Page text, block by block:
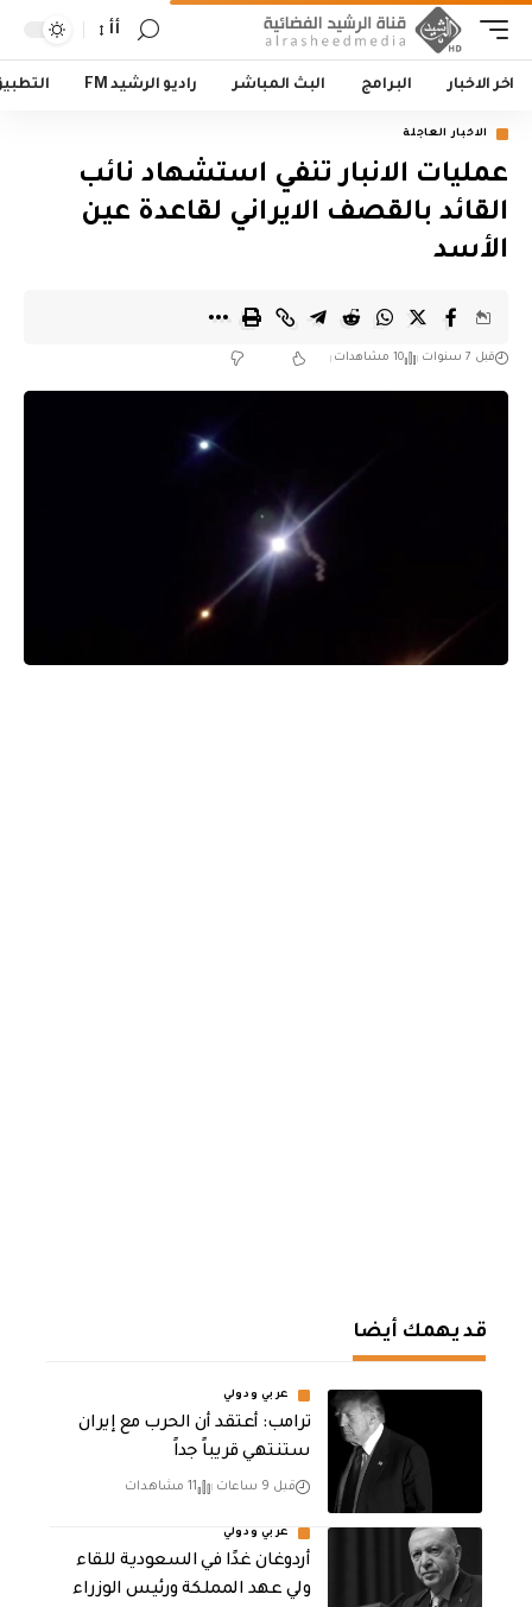
أأ
اخر الاخبار البرامج البث المباشر راديو الرشيد FM
الاخبار العاجلة
عمليات الانبار تنفي استشهاد نائب
القائد بالقصف الايراني لقاعدة عين
الأسد
قبل 7 سنوات 10 مشاهدات
قد يهمك أيضا
عربي ودولي
‏ترامب: أعتقد أن الحرب مع إيران
ستنتهي قريباً جداً
قبل 9 ساعات 11 مشاهدات
عربي ودولي
أردوغان غدًا في السعودية للقاء
ولي عهد المملكة ورئيس الوزراء